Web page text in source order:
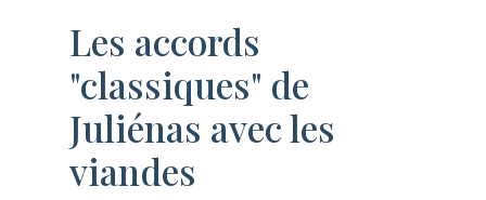
Les accords
"classiques" de
Juliénas avec les
viandes